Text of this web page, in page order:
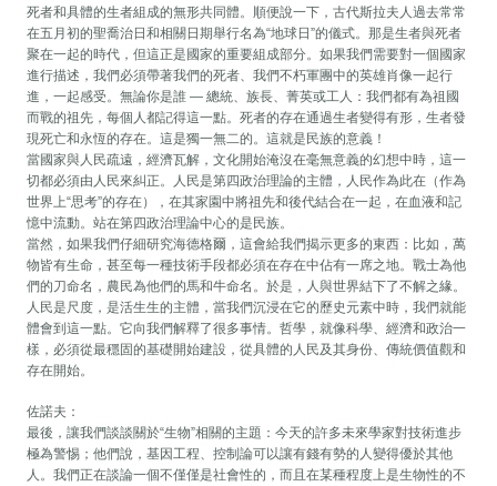
死者和具體的生者組成的無形共同體。順便說一下，古代斯拉夫人過去常常
在五月初的聖喬治日和相關日期舉行名為“地球日”的儀式。那是生者與死者
聚在一起的時代，但這正是國家的重要組成部分。如果我們需要對一個國家
進行描述，我們必須帶著我們的死者、我們不朽軍團中的英雄肖像一起行
進，一起感受。無論你是誰 — 總統、族長、菁英或工人：我們都有為祖國
而戰的祖先，每個人都記得這一點。死者的存在通過生者變得有形，生者發
現死亡和永恆的存在。這是獨一無二的。這就是民族的意義！
當國家與人民疏遠，經濟瓦解，文化開始淹沒在毫無意義的幻想中時，這一
切都必須由人民來糾正。人民是第四政治理論的主體，人民作為此在（作為
世界上“思考”的存在），在其家園中將祖先和後代結合在一起，在血液和記
憶中流動。站在第四政治理論中心的是民族。
當然，如果我們仔細研究海德格爾，這會給我們揭示更多的東西：比如，萬
物皆有生命，甚至每一種技術手段都必須在存在中佔有一席之地。戰士為他
們的刀命名，農民為他們的馬和牛命名。於是，人與世界結下了不解之緣。
人民是尺度，是活生生的主體，當我們沉浸在它的歷史元素中時，我們就能
體會到這一點。它向我們解釋了很多事情。哲學，就像科學、經濟和政治一
樣，必須從最穩固的基礎開始建設，從具體的人民及其身份、傳統價值觀和
存在開始。
佐諾夫：
最後，讓我們談談關於“生物”相關的主題：今天的許多未來學家對技術進步
極為警惕；他們說，基因工程、控制論可以讓有錢有勢的人變得優於其他
人。我們正在談論一個不僅僅是社會性的，而且在某種程度上是生物性的不